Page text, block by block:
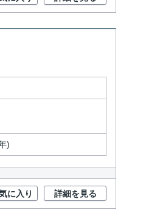
)
に入り 詳細を見る